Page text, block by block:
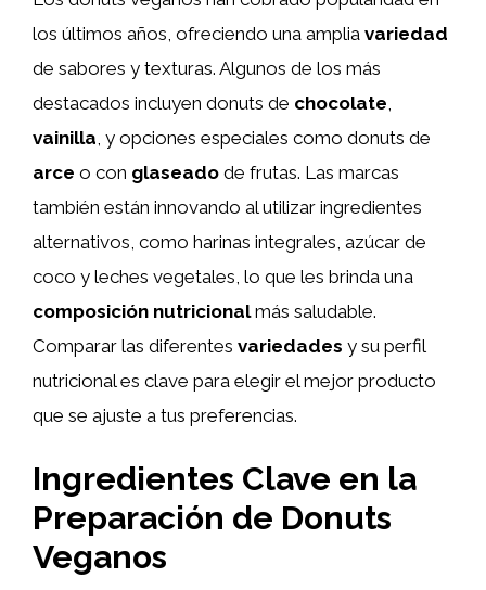
los últimos años, ofreciendo una amplia variedad
de sabores y texturas. Algunos de los más
destacados incluyen donuts de chocolate
vainilla , y opciones especiales como donuts de
arce o con glaseado de frutas. Las marcas
también están innovando al utilizar ingredientes
alternativos, como harinas integrales, azúcar de
coco y leches vegetales, lo que les brinda una
composición nutricionalmás saludable.
Comparar las diferentes variedades y su perfil
nutricional es clave para elegir el mejor producto
que se ajuste a tus preferencias.
Ingredientes Clave en la
Preparación de Donuts
Veganos